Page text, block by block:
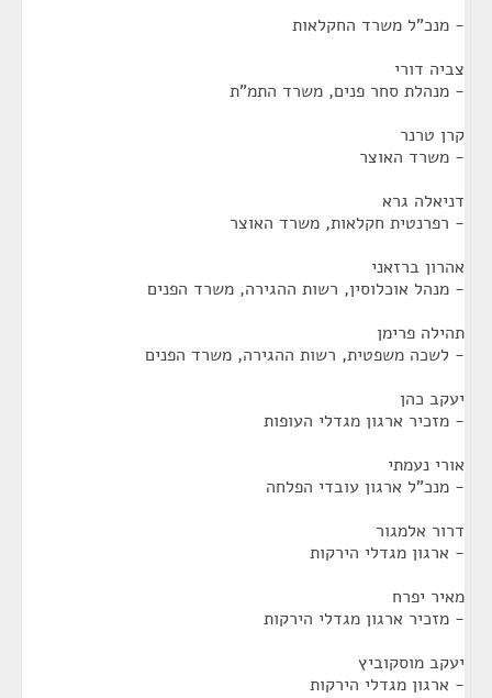
- מנכ"ל משרד החקלאות
צביה דורי
- מנהלת סחר פנים, משרד התמ"ת
קרן טרנר
- משרד האוצר
דניאלה גרא
- רפרנטית חקלאות, משרד האוצר
אהרון ברזאני
- מנהל אוכלוסין, רשות ההגירה, משרד הפנים
תהילה פרימן
- לשכה משפטית, רשות ההגירה, משרד הפנים
יעקב כהן
- מזכיר ארגון מגדלי העופות
אורי נעמתי
- מנכ"ל ארגון עובדי הפלחה
דרור אלמגור
- ארגון מגדלי הירקות
מאיר יפרח
- מזכיר ארגון מגדלי הירקות
יעקב מוסקוביץ
- ארגון מגדלי הירקות